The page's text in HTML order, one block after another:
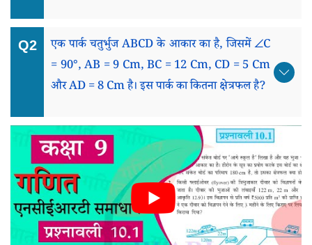
एक पार्क चतुर्भुज ABCD के आकार का है, जिसमें ∠C
= 90°, AB = 9 Cm, BC = 12 Cm, CD = 5 Cm
और AD = 8 Cm है। इस पार्क का कितना क्षेत्रफल है?